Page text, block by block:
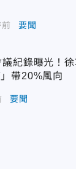
要聞
議紀錄曝光！
帶20%風向
要聞